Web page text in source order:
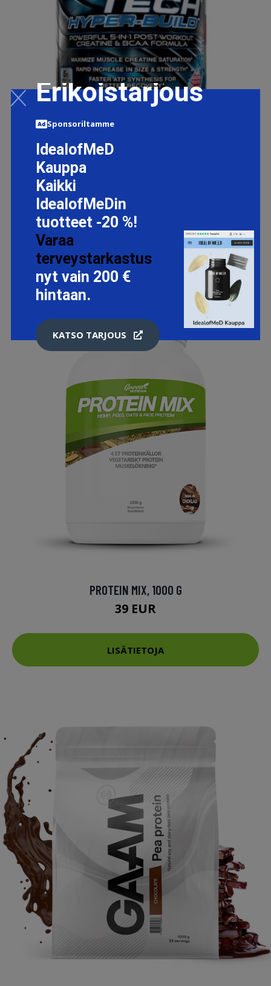
MUSCLETECH CELL-TECH HYPERBUILD 30 SERVINGS
44.9 EUR
PROTEIN MIX, 1000 G
39 EUR
LISÄTIETOJA
Erikoistarjous
Sponsoriltamme
IdealofMeD
Kauppa
Kaikki
IdealofMeDin
tuotteet -20 %!
Varaa
terveystarkastus
nyt vain 200 €
hintaan.
KATSO TARJOUS